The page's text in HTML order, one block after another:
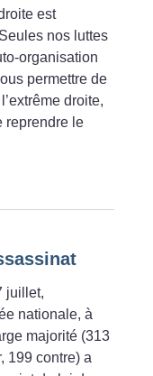
est
nos luttes
organisation
permettre de
droite,
reprendre le
juillet,
nationale, à
majorité (313
199 contre) a